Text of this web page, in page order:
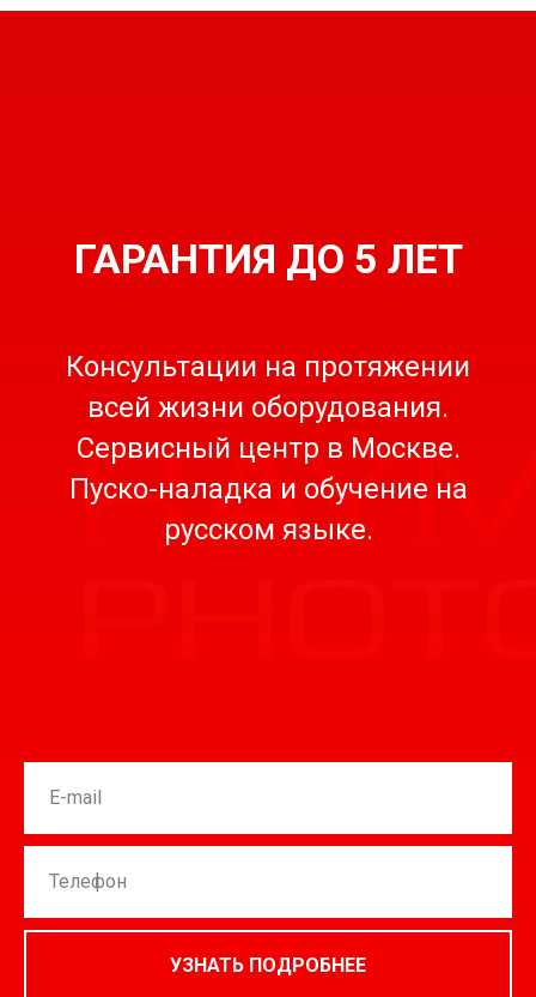
ГАРАНТИЯ ДО 5 ЛЕТ
Консультации на протяжении
всей жизни оборудования.
Сервисный центр в Москве.
Пуско-наладка и обучение на
русском языке.
УЗНАТЬ ПОДРОБНЕЕ